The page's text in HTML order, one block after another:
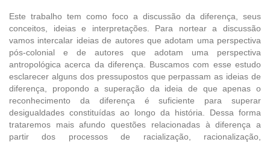
Este trabalho tem como foco a discussão da diferença, seus
conceitos, ideias e interpretações. Para nortear a discussão
vamos intercalar ideias de autores que adotam uma perspectiva
pós-colonial e de autores que adotam uma perspectiva
antropológica acerca da diferença. Buscamos com esse estudo
esclarecer alguns dos pressupostos que perpassam as ideias de
diferença, propondo a superação da ideia de que apenas o
reconhecimento da diferença é suficiente para superar
desigualdades constituídas ao longo da história. Dessa forma
trataremos mais afundo questões relacionadas à diferença a
partir dos processos de racialização, racionalização,